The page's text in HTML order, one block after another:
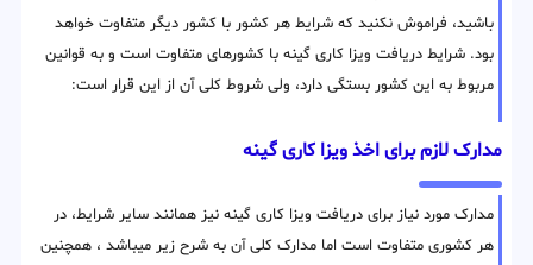
باشید، فراموش نکنید که شرایط هر کشور با کشور دیگر متفاوت خواهد
بود. شرایط دریافت ویزا کاری گینه با کشورهای متفاوت است و به قوانین
مربوط به این کشور بستگی دارد، ولی شروط کلی آن از این قرار است:
مدارک لازم برای اخذ ویزا کاری گینه
مدارک مورد نیاز برای دریافت ویزا کاری گینه نیز همانند سایر شرایط، در
هر کشوری متفاوت است اما مدارک کلی آن به شرح زیر میباشد ، همچنین